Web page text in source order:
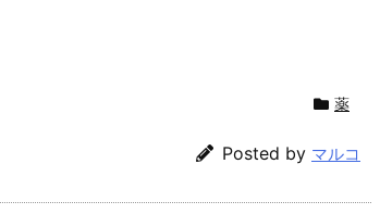
薬
Posted by マルコ